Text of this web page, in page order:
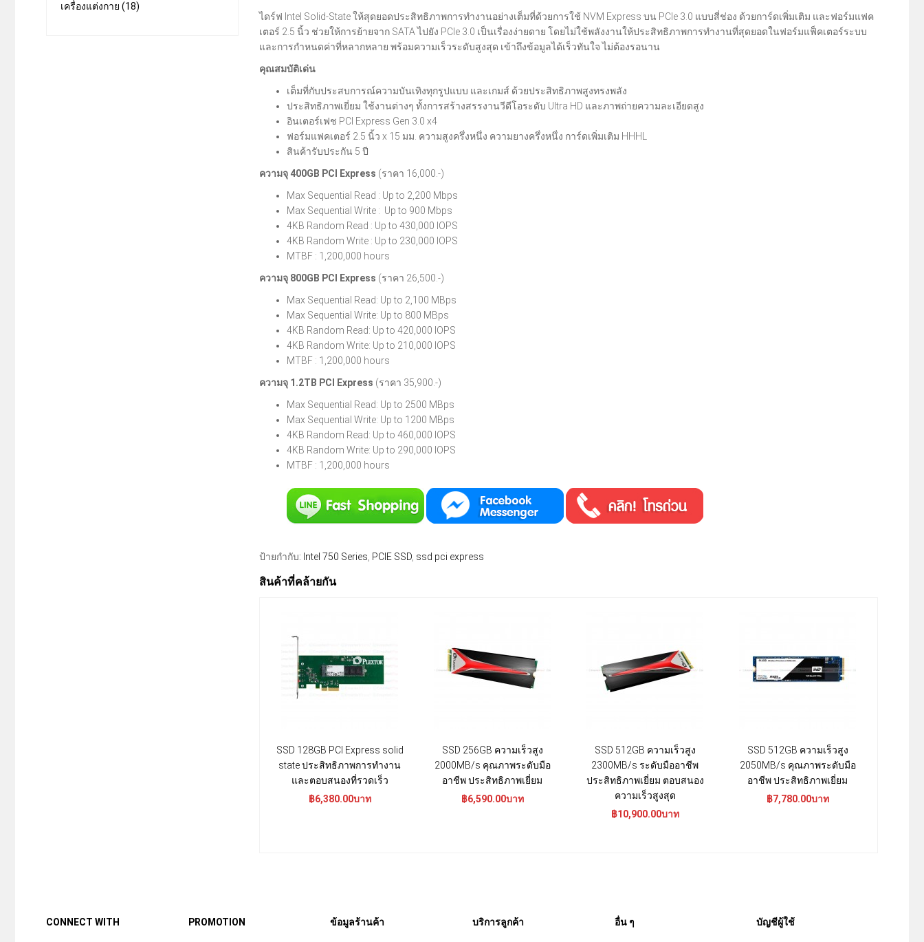
เครื่องแต่งกาย (18)
ไดร์ฟ Intel Solid-State ให้สุดยอดประสิทธิภาพการทำงานอย่างเต็มที่ด้วยการใช้ NVM Express บน PCIe 3.0 แบบสี่ช่อง ด้วยการ์ดเพิ่มเติม และฟอร์มแฟค
เตอร์ 2.5 นิ้ว ช่วยให้การย้ายจาก SATA ไปยัง PCIe 3.0 เป็นเรื่องง่ายดาย โดยไม่ใช้พลังงานให้ประสิทธิภาพการทำงานที่สุดยอดในฟอร์มแฟ็คเตอร์ระบบ
และการกำหนดค่าที่หลากหลาย พร้อมความเร็วระดับสูงสุด เข้าถึงข้อมูลได้เร็วทันใจ ไม่ต้องรอนาน
คุณสมบัติเด่น
เต็มที่กับประสบการณ์ความบันเทิงทุกรูปแบบ และเกมส์ ด้วยประสิทธิภาพสูงทรงพลัง
ประสิทธิภาพเยี่ยม ใช้งานต่างๆ ทั้งการสร้างสรรงานวีดีโอระดับ Ultra HD และภาพถ่ายความละเอียดสูง
อินเตอร์เฟช PCI Express Gen 3.0 x4
ฟอร์มแฟคเตอร์ 2.5 นิ้ว x 15 มม. ความสูงครึ่งหนึ่ง ความยางครึ่งหนึ่ง การ์ดเพิ่มเติม HHHL
สินค้ารับประกัน 5 ปี
ความจุ 400GB PCI Express (ราคา 16,000.-)
Max Sequential Read : Up to 2,200 Mbps
Max Sequential Write : Up to 900 Mbps
4KB Random Read : Up to 430,000 IOPS
4KB Random Write : Up to 230,000 IOPS
MTBF : 1,200,000 hours
ความจุ 800GB PCI Express (ราคา 26,500.-)
Max Sequential Read: Up to 2,100 MBps
Max Sequential Write: Up to 800 MBps
4KB Random Read: Up to 420,000 IOPS
4KB Random Write: Up to 210,000 IOPS
MTBF : 1,200,000 hours
ความจุ 1.2TB PCI Express (ราคา 35,900.-)
Max Sequential Read: Up to 2500 MBps
Max Sequential Write: Up to 1200 MBps
4KB Random Read: Up to 460,000 IOPS
4KB Random Write: Up to 290,000 IOPS
MTBF : 1,200,000 hours
ป้ายกำกับ: Intel 750 Series PCIE SSD ssd pci express
สินค้าที่คล้ายกัน
SSD 128GB PCI Express solid
state ประสิทธิภาพการทำงาน
และตอบสนองที่รวดเร็ว
฿6,380.00บาท
SSD 256GB ความเร็วสูง
2000MB/s คุณภาพระดับมือ
อาชีพ ประสิทธิภาพเยี่ยม
฿6,590.00บาท
SSD 512GB ความเร็วสูง
2300MB/s ระดับมืออาชีพ
ประสิทธิภาพเยี่ยม ตอบสนอง
ความเร็วสูงสุด
฿10,900.00บาท
SSD 512GB ความเร็วสูง
2050MB/s คุณภาพระดับมือ
อาชีพ ประสิทธิภาพเยี่ยม
฿7,780.00บาท
CONNECT WITH PROMOTION ข้อมูลร้านค้า บริการลูกค้า อื่น ๆ บัญชีผู้ใช้